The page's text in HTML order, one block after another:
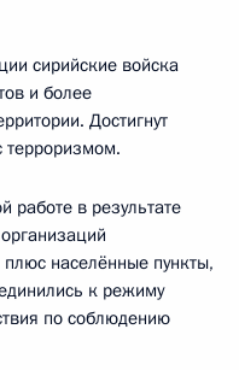
сирийские войска
и более
Достигнут
терроризмом.
работе в результате
населённые пункты,
к режиму
по соблюдению